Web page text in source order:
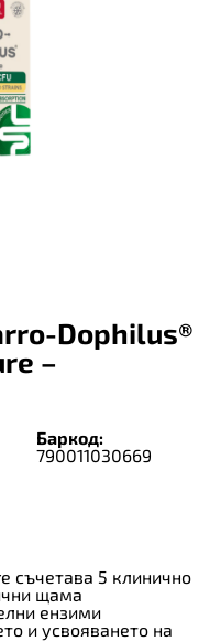
Dophilus®
–
Баркод:
790011030669
съчетава 5 клинично
щама
ензими
и усвояването на